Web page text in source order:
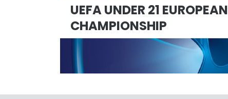
UEFA UNDER 21 EUROPEAN
CHAMPIONSHIP